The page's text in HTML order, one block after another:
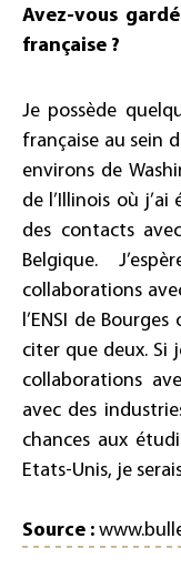
Avez-vous
française ?
Je possède
française au sein
environs de
de l’Illinois où
des contacts
Belgique.
collaborations
l’ENSI de Bourges
citer que deux. Si
collaborations
avec des
chances aux
Etats-Unis, je
Source :